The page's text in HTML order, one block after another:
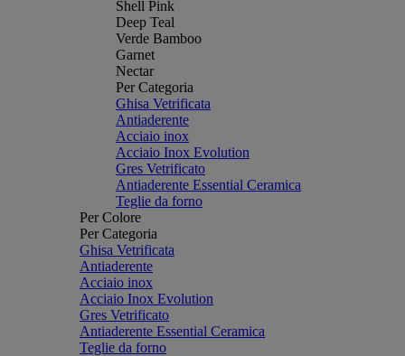
Shell Pink
Deep Teal
Verde Bamboo
Garnet
Nectar
Per Categoria
Ghisa Vetrificata
Antiaderente
Acciaio inox
Acciaio Inox Evolution
Gres Vetrificato
Antiaderente Essential Ceramica
Teglie da forno
Per Colore
Per Categoria
Ghisa Vetrificata
Antiaderente
Acciaio inox
Acciaio Inox Evolution
Gres Vetrificato
Antiaderente Essential Ceramica
Teglie da forno